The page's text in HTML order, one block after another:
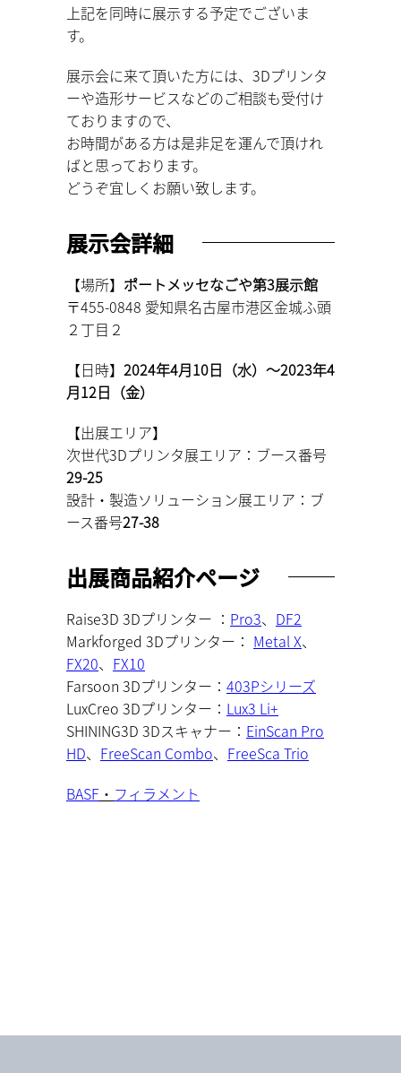
上記を同時に展示する予定でございま
す。
展示会に来て頂いた方には、3Dプリンタ
ーや造形サービスなどのご相談も受付け
ておりますので、
お時間がある方は是非足を運んで頂けれ
ばと思っております。
どうぞ宜しくお願い致します。
展示会詳細
【場所】 ポートメッセなごや第3展示館
〒455-0848 愛知県名古屋市港区金城ふ頭
２丁目２
【日時】 2024年4月10日（水）～2023年4
月12日（金）
【出展エリア】
次世代3Dプリンタ展エリア： ブース番号
29-25
設計・製造ソリューション展エリア： ブ
ース番号27-38
出展商品紹介ページ
Raise3D 3Dプリンター ： Pro3、 DF2
Markforged 3Dプリンター： Metal X、
FX20、 FX10
Farsoon 3Dプリンター： 403Pシリーズ
LuxCreo 3Dプリンター： Lux3 Li+
SHINING3D 3Dスキャナー： EinScan Pro
HD、 FreeScan Combo、 FreeSca Trio
BASF ・ フィラメント